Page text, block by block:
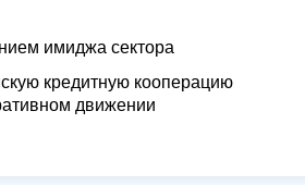
кредитную кооперацию
движении
имиджа сектора